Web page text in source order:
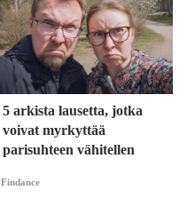
5 arkista lausetta, jotka
voivat myrkyttää
parisuhteen vähitellen
Findance